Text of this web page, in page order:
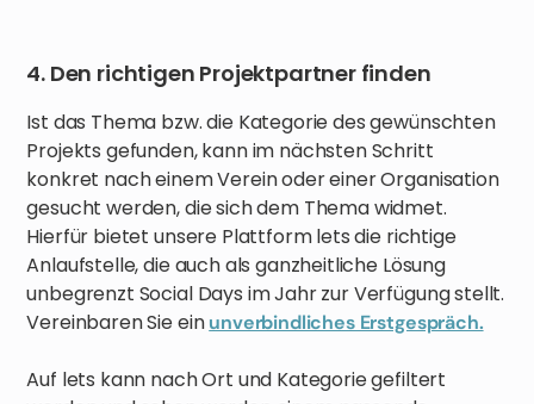
4. Den richtigen Projektpartner finden
Ist das Thema bzw. die Kategorie des gewünschten
Projekts gefunden, kann im nächsten Schritt
konkret nach einem Verein oder einer Organisation
gesucht werden, die sich dem Thema widmet.
Hierfür bietet unsere Plattform lets die richtige
Anlaufstelle, die auch als ganzheitliche Lösung
unbegrenzt Social Days im Jahr zur Verfügung stellt.
Vereinbaren Sie einunverbindliches Erstgespräch.
Auf lets kann nach Ort und Kategorie gefiltert